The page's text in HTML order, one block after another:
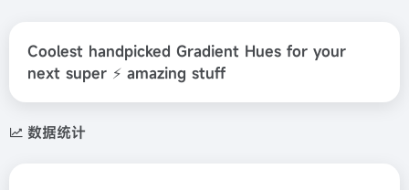
Coolest handpicked Gradient Hues for your
next super ⚡ amazing stuff
数据统计